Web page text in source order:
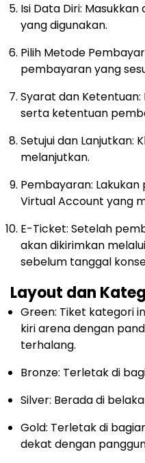
Isi Data Diri:
yang digunakan.
Pilih Metode
pembayaran yang
Syarat dan
serta ketentuan
Setujui dan Lanjutkan:
melanjutkan.
Pembayaran:
Virtual Account yang
E-Ticket: Setelah
akan dikirimkan
sebelum tanggal
Layout dan
Green: Tiket kategori
kiri arena dengan
terhalang.
Bronze: Terletak di
Silver: Berada di
Gold: Terletak di
dekat dengan